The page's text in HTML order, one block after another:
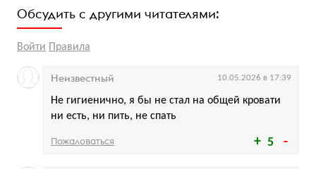
Обсудить с другими читателями:
Войти Правила
5
Не гигиенично, я бы не стал на общей кровати
ни есть, ни пить, не спать
Неизвестный 10.05.2026 в 17:39
Пожаловаться